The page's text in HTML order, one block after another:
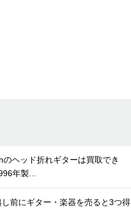
のヘッド折れギターは買取でき
年製...
し前にギター・楽器を売ると3つ得